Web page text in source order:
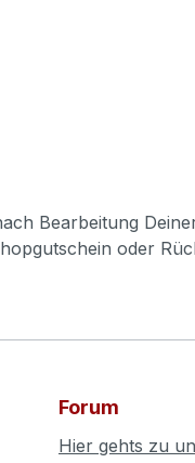
Bearbeitung
oder
Forum
Hier gehts zu